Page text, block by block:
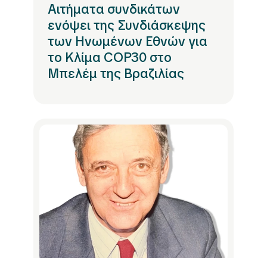
Αιτήματα συνδικάτων
ενόψει της Συνδιάσκεψης
των Ηνωμένων Εθνών για
το Κλίμα COP30 στο
Μπελέμ της Βραζιλίας